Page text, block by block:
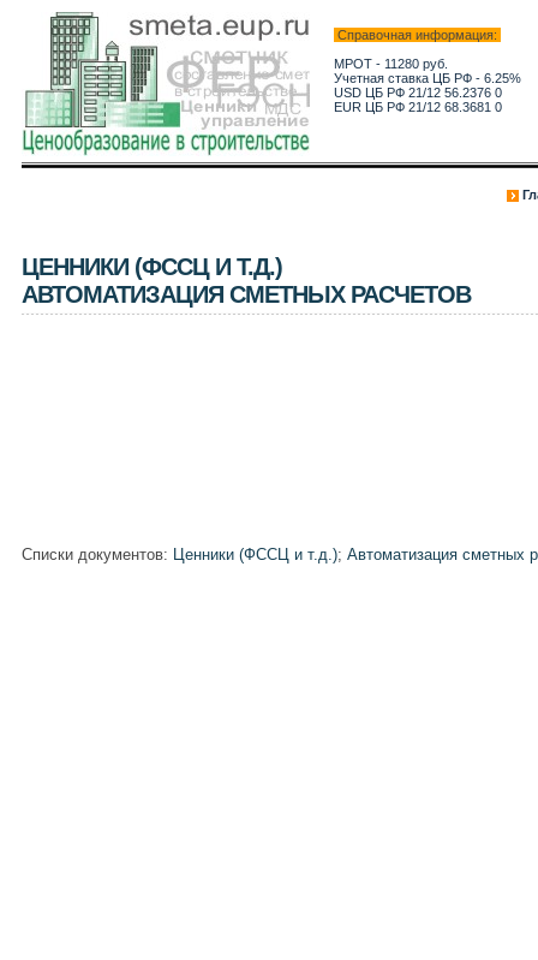
Справочная информация:
МРОТ - 11280 руб.
Учетная ставка ЦБ РФ - 6.25%
USD ЦБ РФ 21/12 56.2376 0
EUR ЦБ РФ 21/12 68.3681 0
ЦЕННИКИ (ФССЦ И Т.Д.)
АВТОМАТИЗАЦИЯ СМЕТНЫХ РАСЧЕТОВ
Списки документов: Ценники (ФССЦ и т.д.); Автоматизация сметных